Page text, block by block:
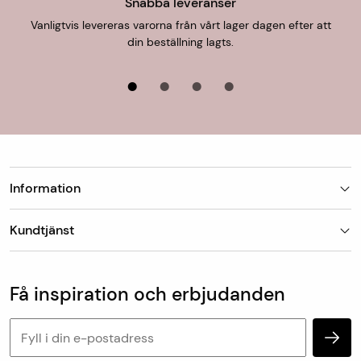
en vecka.
Vanligtvis levereras varorna från vårt lager dagen efter att
din beställning lagts.
Information
Om Matt-Tema
Vanliga frågor
Kundtjänst
Köp & leveransvillkor
Retur & reklamation
Personuppgifter och cookies
Få inspiration och erbjudanden